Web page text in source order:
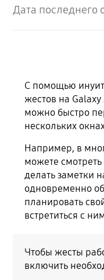
Дата последнего
С помощью
жестов на
можно быстро
нескольких
Например, в
можете
делать заметки
одновременно
планировать
встретиться с
Чтобы жесты
включить